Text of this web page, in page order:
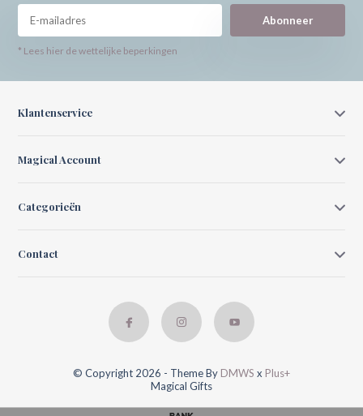
Abonneer
* Lees hier de wettelijke beperkingen
Klantenservice
Magical Account
Categorieën
Contact
© Copyright 2026 - Theme By DMWS x Plus+
Magical Gifts